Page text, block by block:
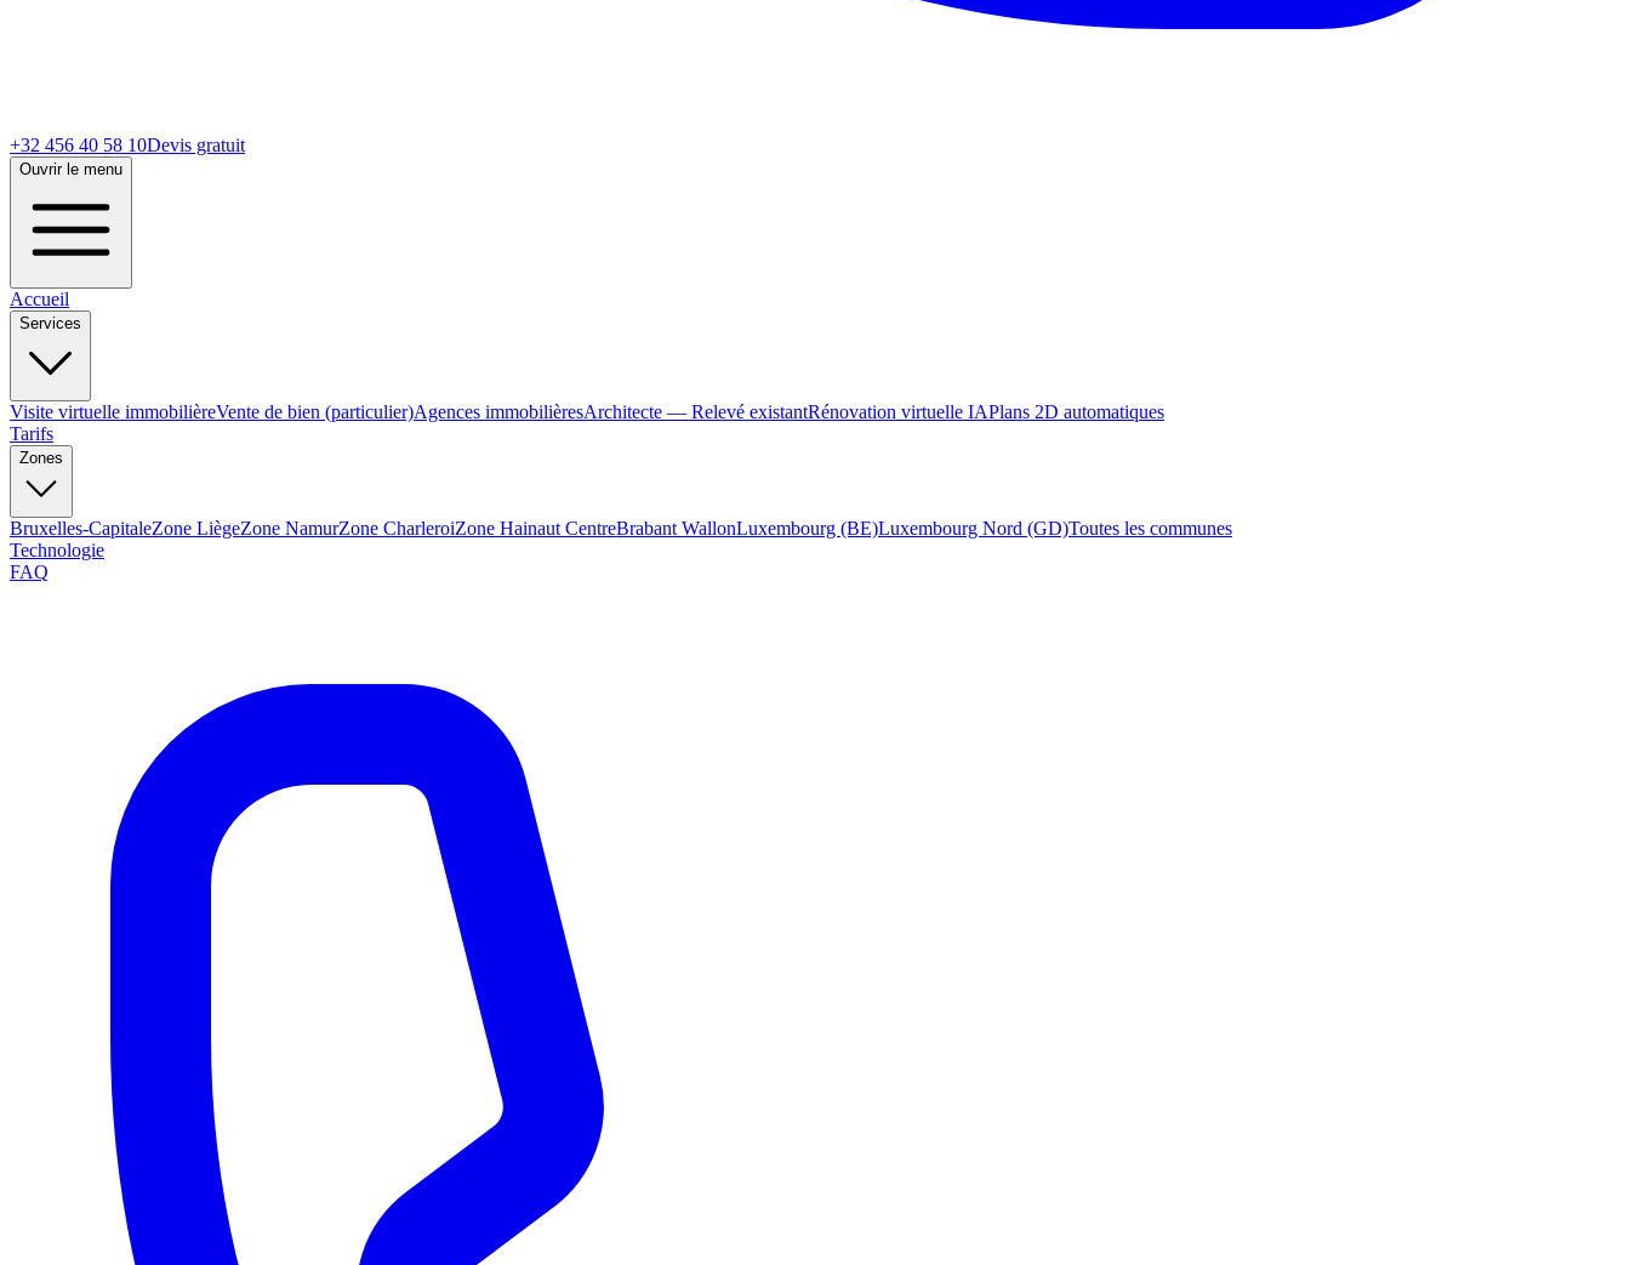
+32 456 40 58 10Devis gratuit
Ouvrir le menu
Accueil
Services
Visite virtuelle immobilièreVente de bien (particulier)Agences immobilièresArchitecte — Relevé existantRénovation virtuelle IAPlans 2D automatiques
Tarifs
Zones
Bruxelles-CapitaleZone LiègeZone NamurZone CharleroiZone Hainaut CentreBrabant WallonLuxembourg (BE)Luxembourg Nord (GD)Toutes les communes
Technologie
FAQ